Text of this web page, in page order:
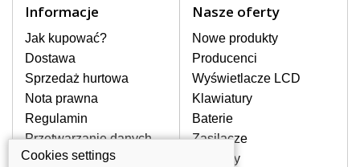
stronie internetowej ją znajdziesz za
pomocy wyszukiwarki. Wystarczy znać
model laptopa. Przy każdej klawiaturze
nie może brakować szczególowe zdjęcie
do aktualnego stanu naszego magazynu.
W JAKI SPOSÓB MOŻE SIĘ
PRZEJAWIAĆ USTERKA
Informacje
Jak kupować?
Dostawa
Sprzedaż hurtowa
Nota prawna
Regulamin
Przetwarzanie danych
osobowych
Nasze oferty
Nowe produkty
Producenci
Wyświetlacze LCD
Klawiatury
Baterie
Zasilacze
Zawiasy
Cookies settings